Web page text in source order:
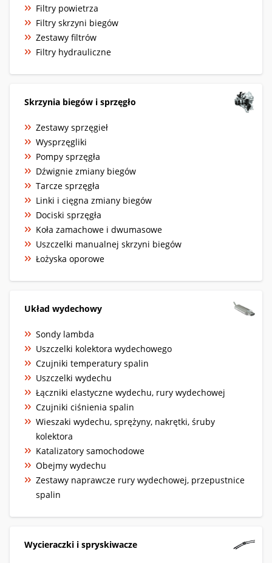
Filtry powietrza
Filtry skrzyni biegów
Zestawy filtrów
Filtry hydrauliczne
Skrzynia biegów i sprzęgło
Zestawy sprzęgieł
Wysprzęgliki
Pompy sprzęgła
Dźwignie zmiany biegów
Tarcze sprzęgła
Linki i cięgna zmiany biegów
Dociski sprzęgła
Koła zamachowe i dwumasowe
Uszczelki manualnej skrzyni biegów
Łożyska oporowe
Układ wydechowy
Sondy lambda
Uszczelki kolektora wydechowego
Czujniki temperatury spalin
Uszczelki wydechu
Łączniki elastyczne wydechu, rury wydechowej
Czujniki ciśnienia spalin
Wieszaki wydechu, sprężyny, nakrętki, śruby
kolektora
Katalizatory samochodowe
Obejmy wydechu
Zestawy naprawcze rury wydechowej, przepustnice
spalin
Wycieraczki i spryskiwacze